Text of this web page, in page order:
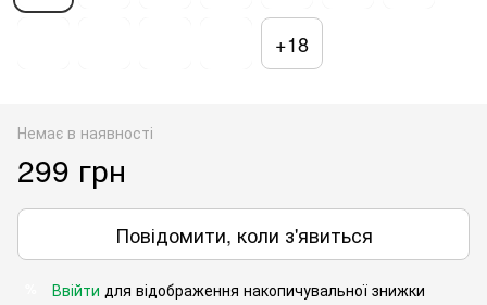
+18
Немає в наявності
299 грн
Повідомити, коли з'явиться
Ввійти для відображення накопичувальної знижки